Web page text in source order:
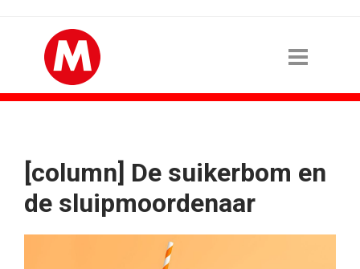
[column] De suikerbom en
de sluipmoordenaar